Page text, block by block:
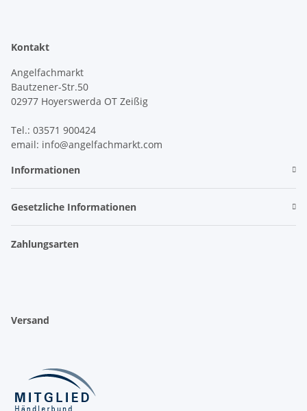
Kontakt
Angelfachmarkt
Bautzener-Str.50
02977 Hoyerswerda OT Zeißig
Tel.: 03571 900424
email: info@angelfachmarkt.com
Informationen
Gesetzliche Informationen
Zahlungsarten
Versand